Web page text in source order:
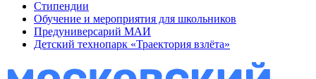
Стипендии
Обучение и мероприятия для школьников
Предуниверсарий МАИ
Детский технопарк «Траектория взлёта»